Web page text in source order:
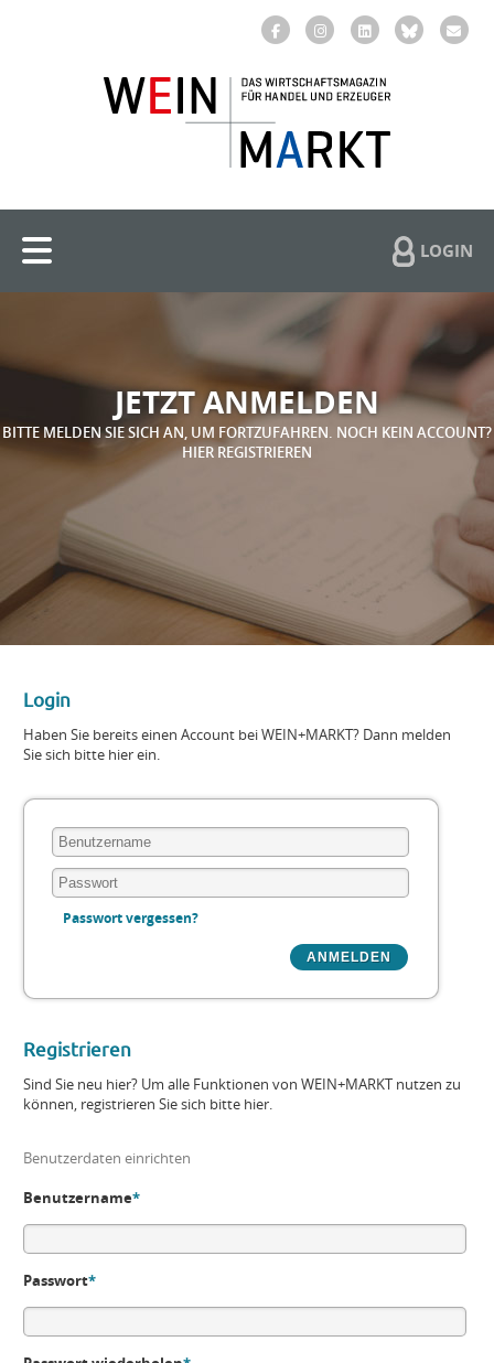
LOGIN
JETZT ANMELDEN
BITTE MELDEN SIE SICH AN, UM FORTZUFAHREN. NOCH KEIN ACCOUNT?
HIER REGISTRIEREN
Login
Haben Sie bereits einen Account bei WEIN+MARKT? Dann melden
Sie sich bitte hier ein.
Passwort vergessen?
Registrieren
Sind Sie neu hier? Um alle Funktionen von WEIN+MARKT nutzen zu
können, registrieren Sie sich bitte hier.
Benutzerdaten einrichten
Benutzername*
Passwort*